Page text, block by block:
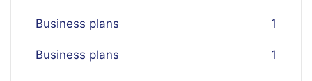
Business plans 1
Business plans 1